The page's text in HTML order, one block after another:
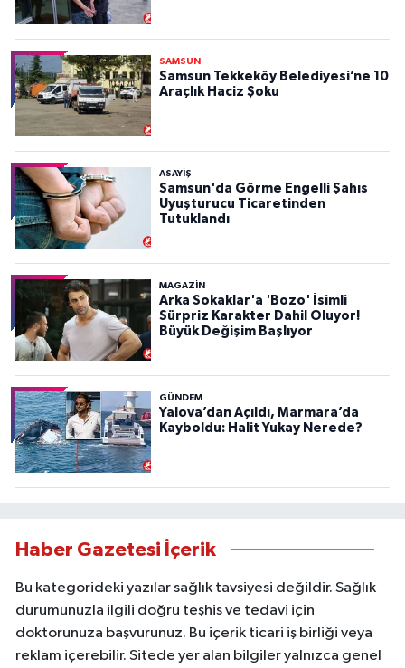
SAMSUN
Samsun Tekkeköy Belediyesi’ne 10
Araçlık Haciz Şoku
ASAYIŞ
Samsun'da Görme Engelli Şahıs
Uyuşturucu Ticaretinden
Tutuklandı
MAGAZİN
Arka Sokaklar'a 'Bozo' İsimli
Sürpriz Karakter Dahil Oluyor!
Büyük Değişim Başlıyor
GÜNDEM
Yalova’dan Açıldı, Marmara’da
Kayboldu: Halit Yukay Nerede?
Haber Gazetesi İçerik
Bu kategorideki yazılar sağlık tavsiyesi değildir. Sağlık
durumunuzla ilgili doğru teşhis ve tedavi için
doktorunuza başvurunuz. Bu içerik ticari iş birliği veya
reklam içerebilir. Sitede yer alan bilgiler yalnızca genel